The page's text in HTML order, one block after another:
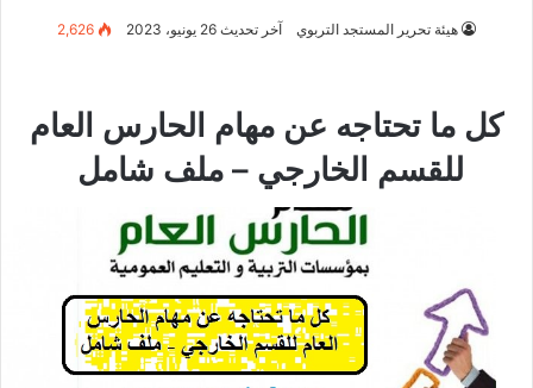
هيئة تحرير المستجد التربوي آخر تحديث 26 يونيو، 2023 2,626
كل ما تحتاجه عن مهام الحارس العام
للقسم الخارجي – ملف شامل